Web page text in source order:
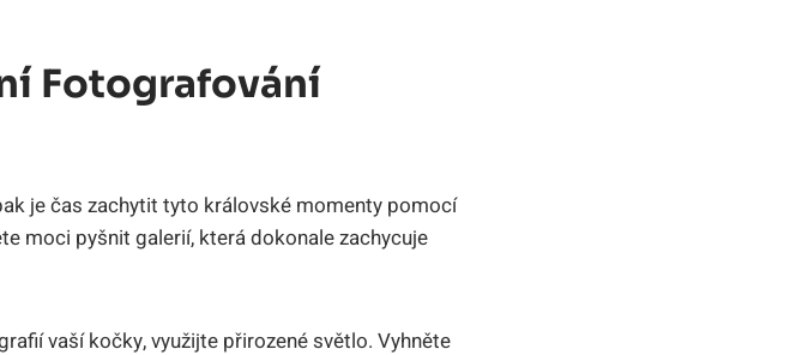
Fotografování
je čas zachytit tyto královské momenty pomocí
moci pyšnit galerií, která dokonale zachycuje
vaší kočky, využijte přirozené světlo. Vyhněte